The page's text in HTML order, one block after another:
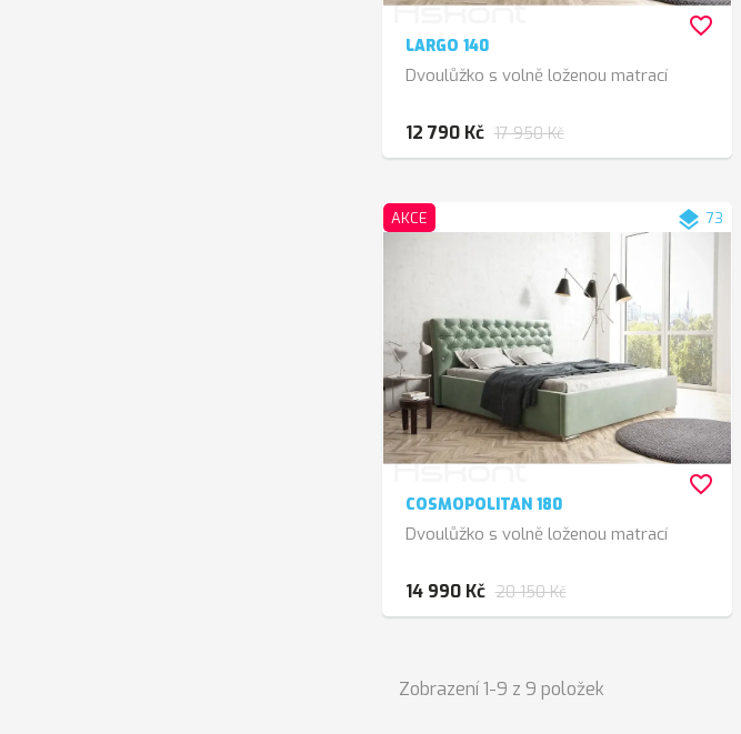
LARGO 140
Dvoulůžko s volně loženou matrací
12 790 Kč 17 950 Kč
favorite_border
AKCE layers 73
COSMOPOLITAN 180
Dvoulůžko s volně loženou matrací
14 990 Kč 20 150 Kč
favorite_border
Zobrazení 1-9 z 9 položek